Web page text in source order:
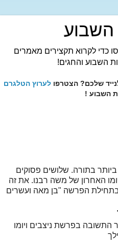
כדי לקרוא תקצירים מאמרים
השבוע והחגים!
שלכם? הצטרפו לערוץ הטלגרם
השבוע !
בתורה. שלושים פסוקים
האחרון של משה רבנו. את זה
הפרשה "בן מאה ועשרים
התשובה בפרשת ניצבים ויומו